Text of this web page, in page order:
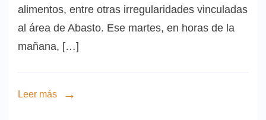
alimentos, entre otras irregularidades vinculadas
al área de Abasto. Ese martes, en horas de la
mañana, […]
Leer más